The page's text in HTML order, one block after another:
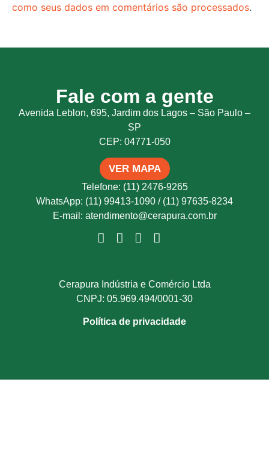
como seus dados em comentários são processados.
Fale com a gente
Avenida Leblon, 695, Jardim dos Lagos – São Paulo –
SP
CEP: 04771-050
VER MAPA
Telefone: (11) 2476-9265
WhatsApp: (11) 99413-1090 / (11) 97635-8234
E-mail: atendimento@cerapura.com.br
Cerapura Indústria e Comércio Ltda
CNPJ: 05.969.494/0001-30
Política de privacidade